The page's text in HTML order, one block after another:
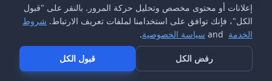
الأسئلة الشائعة
إعلانات أو محتوى مخصص وتحليل حركة المرور. بالنقر على "قبول
الكل"، فإنك توافق على استخدامنا لملفات تعريف الارتباط. شروط
الخدمة
سياسة الخصوصية.
رفض الكل قبول الكل